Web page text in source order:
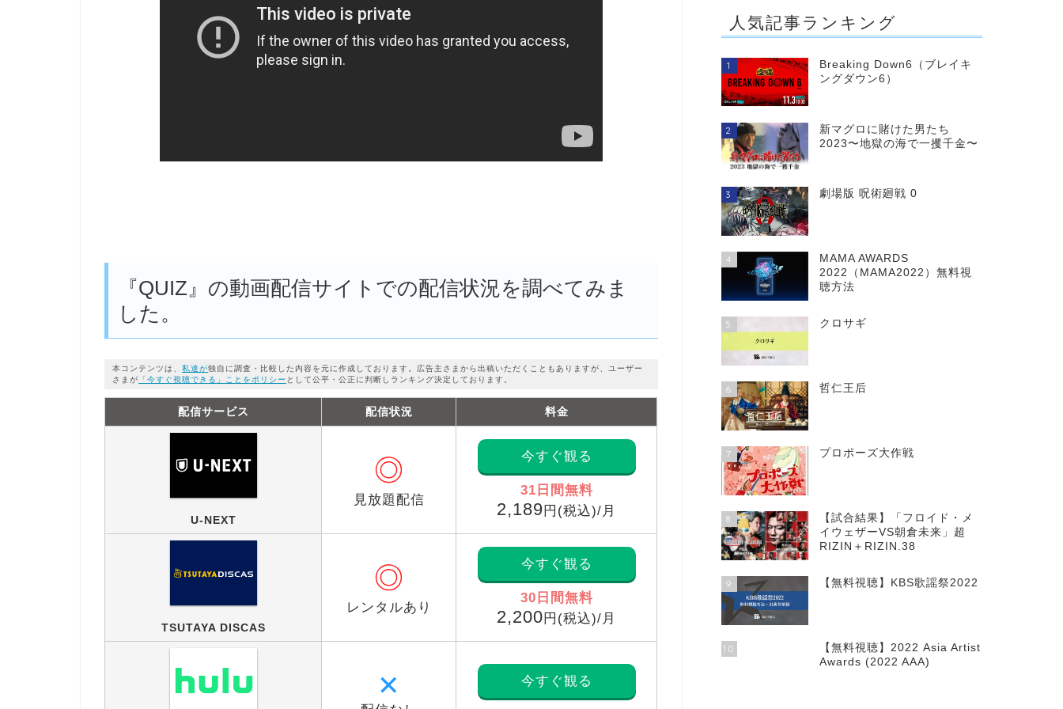
『QUIZ』の動画配信サイトでの配信状況を調べてみま
した。
本コンテンツは、私達が独自に調査・比較した内容を元に作成しております。広告主さまから出稿いただくこともありますが、ユーザー
さまが 「今すぐ視聴できる」ことをポリシー として公平・公正に判断しランキング決定しております。
配信サービス 配信状況 料金
U-NEXT
◎
見放題配信
今すぐ観る
31日間無料
2,189 円(税込)/月
TSUTAYA DISCAS
◎
レンタルあり
今すぐ観る
30日間無料
2,200 円(税込)/月
✕ 今すぐ観る
人気記事ランキング
1
Breaking Down6（ブレイキ
ングダウン6）
2
新マグロに賭けた男たち
2023〜地獄の海で一攫千金〜
3 劇場版 呪術廻戦 0
4
MAMA AWARDS
2022（MAMA2022）無料視
聴方法
5 クロサギ
6 哲仁王后
7 プロポーズ大作戦
8
【試合結果】「フロイド・メ
イウェザーVS朝倉未来」超
RIZIN＋RIZIN.38
9 【無料視聴】KBS歌謡祭2022
10
【無料視聴】2022 Asia Artist
Awards (2022 AAA)